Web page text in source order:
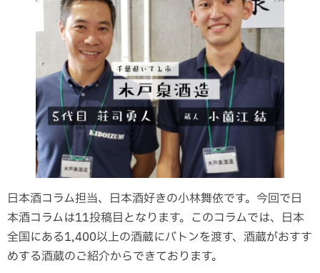
日本酒コラム担当、日本酒好きの小林舞依です。今回で日
本酒コラムは11投稿目となります。このコラムでは、日本
全国にある1,400以上の酒蔵にバトンを渡す、酒蔵がおすす
めする酒蔵のご紹介からできております。